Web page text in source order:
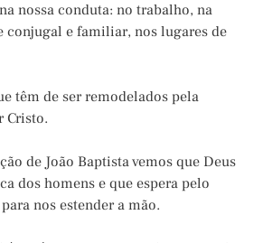
nossa conduta: no trabalho, na
conjugal e familiar, nos lugares de
têm de ser remodelados pela
Cristo.
de João Baptista vemos que Deus
dos homens e que espera pelo
nos estender a mão.